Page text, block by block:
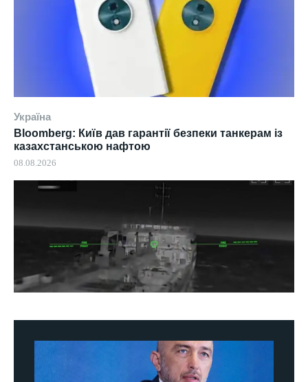
Україна
Bloomberg: Київ дав гарантії безпеки танкерам із
казахстанською нафтою
08.08.2026